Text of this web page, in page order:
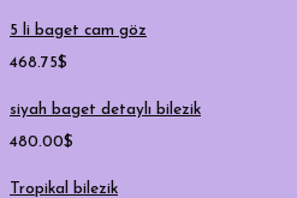
5 li baget cam göz
468.75$
siyah baget detaylı bilezik
480.00$
Tropikal bilezik